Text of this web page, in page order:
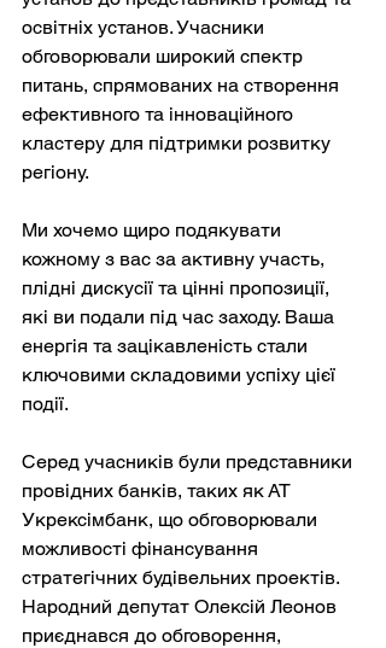
освітніх установ. Учасники
обговорювали широкий спектр
питань, спрямованих на створення
ефективного та інноваційного
кластеру для підтримки розвитку
регіону.
Ми хочемо щиро подякувати
кожному з вас за активну участь,
плідні дискусії та цінні пропозиції,
які ви подали під час заходу. Ваша
енергія та зацікавленість стали
ключовими складовими успіху цієї
події.
Серед учасників були представники
провідних банків, таких як АТ
Укрексімбанк, що обговорювали
можливості фінансування
стратегічних будівельних проектів.
Народний депутат Олексій Леонов
приєднався до обговорення,